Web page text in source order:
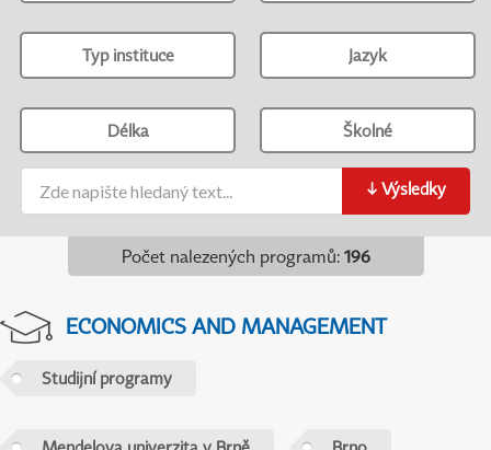
Typ instituce Jazyk
Délka Školné
↓ Výsledky
Počet nalezených programů: 196
ECONOMICS AND MANAGEMENT
Studijní programy